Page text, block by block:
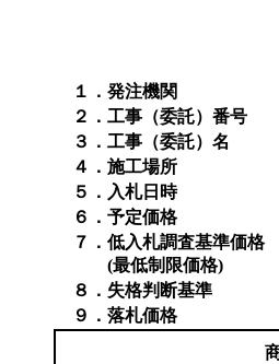
１．発注機関
２．工事（委託）番号
３．工事（委託）名
４．施工場所
５．入札日時
６．予定価格
７．低入札調査基準価格
(最低制限価格)
８．失格判断基準
９．落札価格